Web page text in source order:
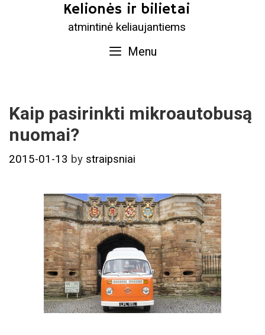
Kelionės ir bilietai
atmintinė keliaujantiems
Menu
Kaip pasirinkti mikroautobusą
nuomai?
2015-01-13 by straipsniai